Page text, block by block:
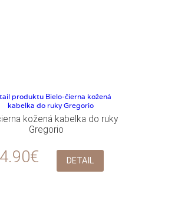
kožená kabelka do ruky
Gregorio
DETAIL